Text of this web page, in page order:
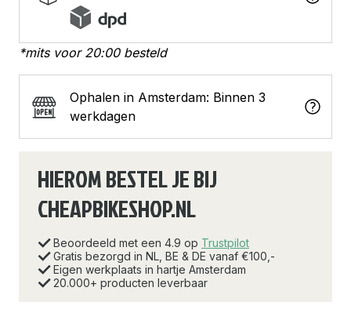
*mits voor 20:00 besteld
Ophalen in Amsterdam: Binnen 3
werkdagen
HIEROM BESTEL JE BIJ
CHEAPBIKESHOP.NL
Beoordeeld met een 4.9 op Trustpilot
Gratis bezorgd in NL, BE & DE vanaf €100,-
Eigen werkplaats in hartje Amsterdam
20.000+ producten leverbaar